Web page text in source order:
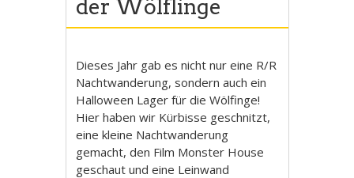
der Wölflinge
Dieses Jahr gab es nicht nur eine R/R
Nachtwanderung, sondern auch ein
Halloween Lager für die Wölfinge!
Hier haben wir Kürbisse geschnitzt,
eine kleine Nachtwanderung
gemacht, den Film Monster House
geschaut und eine Leinwand